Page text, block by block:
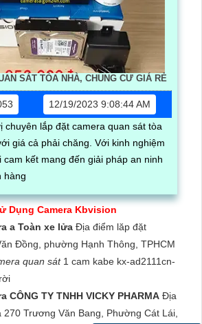
SÁT TÒA NHÀ, CHUNG CƯ GIÁ RẺ
12/19/2023 9:08:44 AM
chuyên lắp đặt camera quan sát tòa
phải chăng. Với kinh nghiệm
cam kết mang đến giải pháp an ninh
hàng
Dụng Camera Kbvision
a Toàn xe lửa Địa điểm lăp đặt
Đồng, phường Hạnh Thông, TPHCM
quan sát 1 cam kabe kx-ad2111cn-
CÔNG TY TNHH VICKY PHARMA Địa
Trương Văn Bang, Phường Cát Lái,